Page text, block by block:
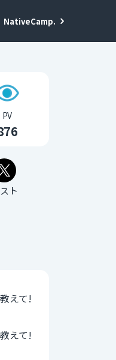
NativeCamp.
PV
ト
えて!
えて!